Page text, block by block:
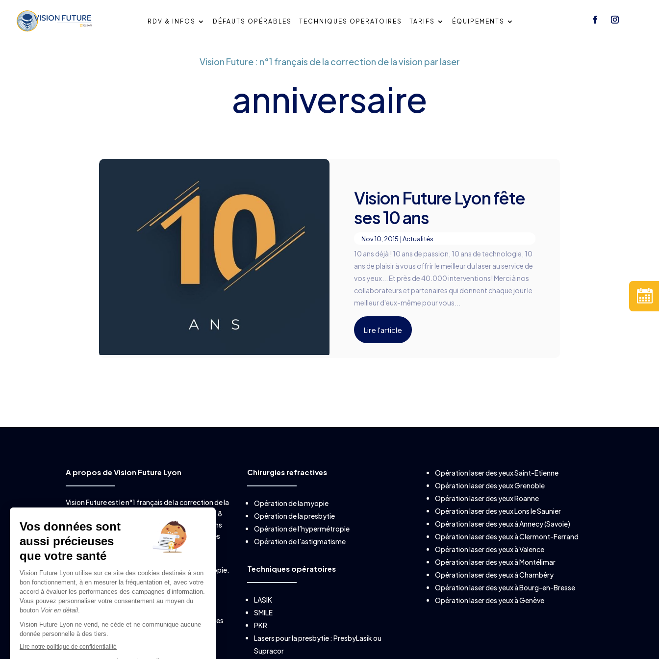
RDV & INFOS DÉFAUTS OPÉRABLES TECHNIQUES OPERATOIRES TARIFS ÉQUIPEMENTS
Vision Future : n°1 français de la correction de la vision par laser
anniversaire
Vision Future Lyon fête
ses 10 ans
Nov 10, 2015 |Actualités
10 ans déjà ! 10 ans de passion, 10 ans de technologie, 10
ans de plaisir à vous offrir le meilleur du laser au service de
vos yeux... Et près de 40.000 interventions! Merci à nos
collaborateurs et partenaires qui donnent chaque jour le
meilleur d'eux-même pour vous...
Lire l'article
A propos de Vision Future Lyon
Vision Future est le n°1 français de la correction de la
vision par laser avec plus de 15 ans d’expérience, 8
salles d’intervention, plus de 11.000 interventions
chaque année (dont près de 5.000 à Lyon) et des
lasers de dernière génération. Vision Future est
spécialisé dans l’opération de la myopie, de la
presbytie, de l’astigmatisme et de l’hypermétropie.
 20 rue de la Villette – 69003 Lyon

06 82 21 91 71 (urgences post-opératoires
uniquement)
 contact@visionfuturelyon.fr
Chirurgies refractives
Opération de la myopie
Opération de la presbytie
Opération de l’hypermétropie
Opération de l’astigmatisme
Techniques opératoires
LASIK
SMILE
PKR
Lasers pour la presbytie :PresbyLasikou
Supracor
Opération laser des yeux Saint-Etienne
Opération laser des yeux Grenoble
Opération laser des yeux Roanne
Opération laser des yeux Lons le Saunier
Opération laser des yeux à Annecy (Savoie)
Opération laser des yeux à Clermont-Ferrand
Opération laser des yeux à Valence
Opération laser des yeux à Montélimar
Opération laser des yeux à Chambéry
Opération laser des yeux à Bourg-en-Bresse
Opération laser des yeux à Genève